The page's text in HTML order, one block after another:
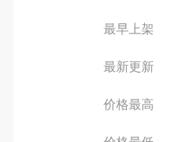
最早上架
最新更新
价格最高